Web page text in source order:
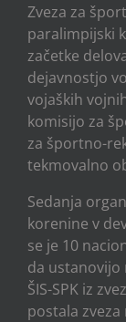
Zveza za
paralimpijski
začetke
dejavnostjo
vojaških
komisijo za
za športno-
tekmovalno
Sedanja
korenine v
se je 10
da ustanovijo
ŠIS-SPK iz
postala